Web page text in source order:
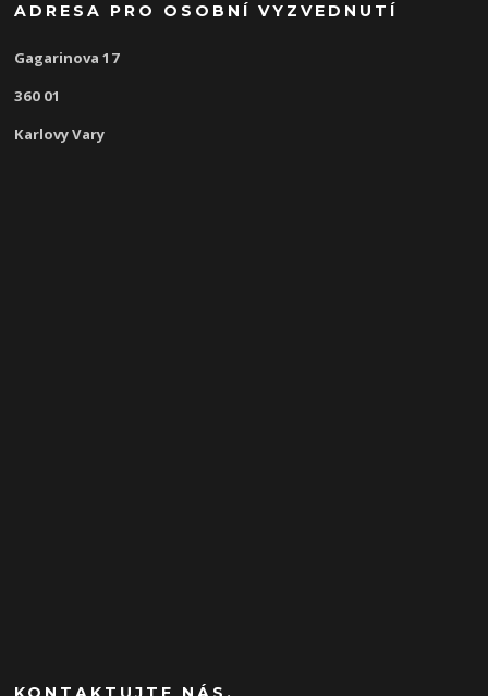
ADRESA PRO OSOBNÍ VYZVEDNUTÍ
Gagarinova 17
360 01
Karlovy Vary